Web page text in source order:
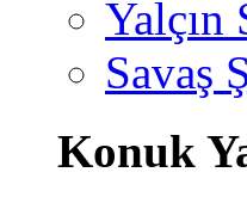
Savaş
Konuk